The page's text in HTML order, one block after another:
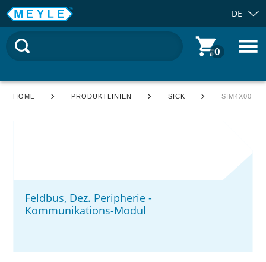
DE
0
HOME PRODUKTLINIEN SICK SIM4X00
Feldbus, Dez. Peripherie -
Kommunikations-Modul